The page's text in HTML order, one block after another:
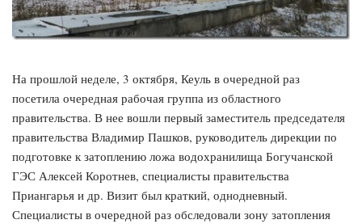
На прошлой неделе, 3 октября, Кеуль в очередной раз
посетила очередная рабочая группа из областного
правительства. В нее вошли первый заместитель председателя
правительства Владимир Пашков, руководитель дирекции по
подготовке к затоплению ложа водохранилища Богучанской
ГЭС Алексей Коротнев, специалисты правительства
Приангарья и др. Визит был краткий, однодневный.
Специалисты в очередной раз обследовали зону затопления